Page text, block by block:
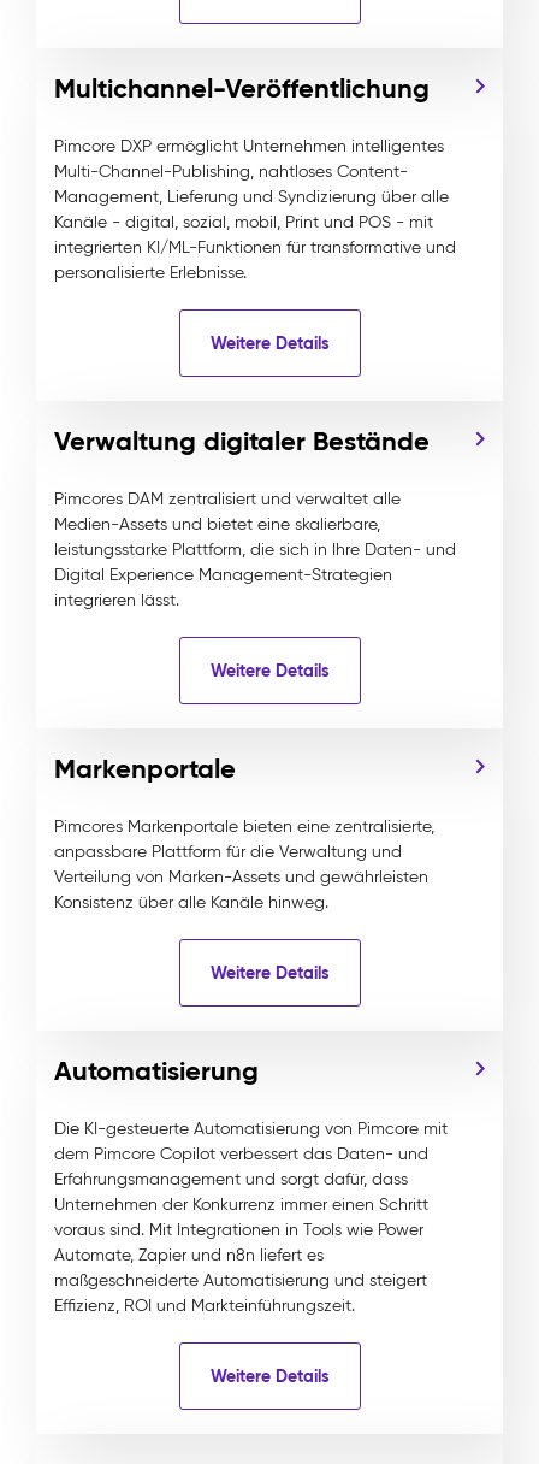
Multichannel-Veröffentlichung
Pimcore DXP ermöglicht Unternehmen intelligentes
Multi-Channel-Publishing, nahtloses Content-
Management, Lieferung und Syndizierung über alle
Kanäle - digital, sozial, mobil, Print und POS - mit
integrierten KI/ML-Funktionen für transformative und
personalisierte Erlebnisse.
Weitere Details
Verwaltung digitaler Bestände
Pimcores DAM zentralisiert und verwaltet alle
Medien-Assets und bietet eine skalierbare,
leistungsstarke Plattform, die sich in Ihre Daten- und
Digital Experience Management-Strategien
integrieren lässt.
Weitere Details
Markenportale
Pimcores Markenportale bieten eine zentralisierte,
anpassbare Plattform für die Verwaltung und
Verteilung von Marken-Assets und gewährleisten
Konsistenz über alle Kanäle hinweg.
Weitere Details
Automatisierung
Die KI-gesteuerte Automatisierung von Pimcore mit
dem Pimcore Copilot verbessert das Daten- und
Erfahrungsmanagement und sorgt dafür, dass
Unternehmen der Konkurrenz immer einen Schritt
voraus sind. Mit Integrationen in Tools wie Power
Automate, Zapier und n8n liefert es
maßgeschneiderte Automatisierung und steigert
Effizienz, ROI und Markteinführungszeit.
Weitere Details